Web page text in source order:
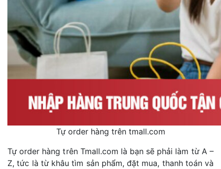
Tự order hàng trên tmall.com
Tự order hàng trên Tmall.com là bạn sẽ phải làm từ A –
Z, tức là từ khâu tìm sản phẩm, đặt mua, thanh toán và